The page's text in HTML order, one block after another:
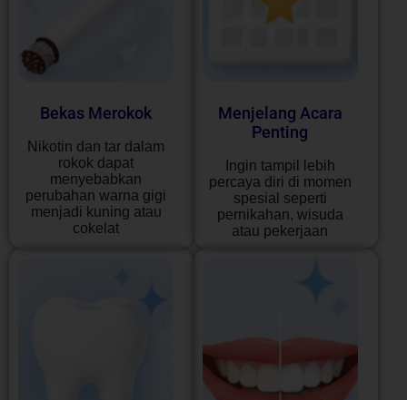
Bekas Merokok
Nikotin dan tar dalam
rokok dapat
menyebabkan
perubahan warna gigi
menjadi kuning atau
cokelat
Menjelang Acara
Penting
Ingin tampil lebih
percaya diri di momen
spesial seperti
pernikahan, wisuda
atau pekerjaan